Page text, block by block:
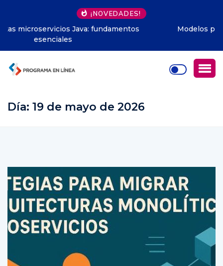
¡NOVEDADES!
Modelos predictivos en apps: guía paso a paso